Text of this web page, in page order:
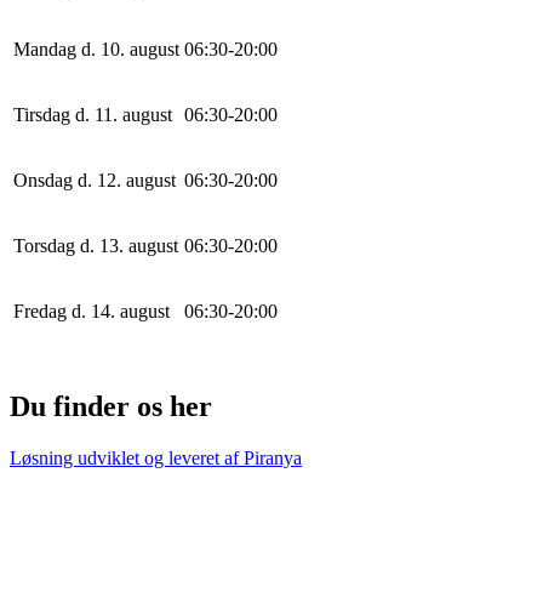
Mandag d. 10. august 06:30-20:00
Tirsdag d. 11. august 06:30-20:00
Onsdag d. 12. august 06:30-20:00
Torsdag d. 13. august 06:30-20:00
Fredag d. 14. august 06:30-20:00
Du finder os her
Løsning udviklet og leveret afPiranya